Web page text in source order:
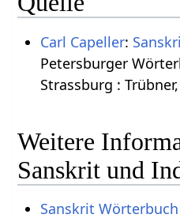
Carl Capeller:
Petersburger
Strassburg :
Weitere
Sanskrit und
Sanskrit Wörterbuch